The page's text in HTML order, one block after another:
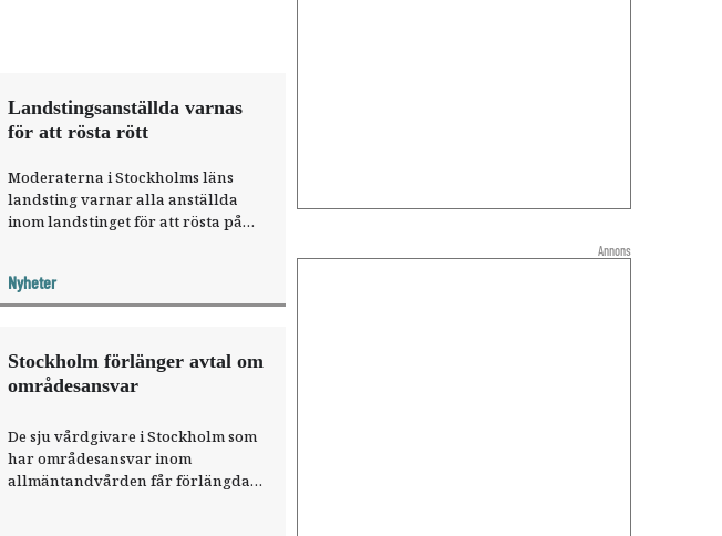
Landstingsanställda varnas
för att rösta rött
Moderaterna i Stockholms läns
landsting varnar alla anställda
inom landstinget för att rösta på
Nyheter
Stockholm förlänger avtal om
områdesansvar
De sju vårdgivare i Stockholm som
har områdesansvar inom
allmäntandvården får förlängda
Annons